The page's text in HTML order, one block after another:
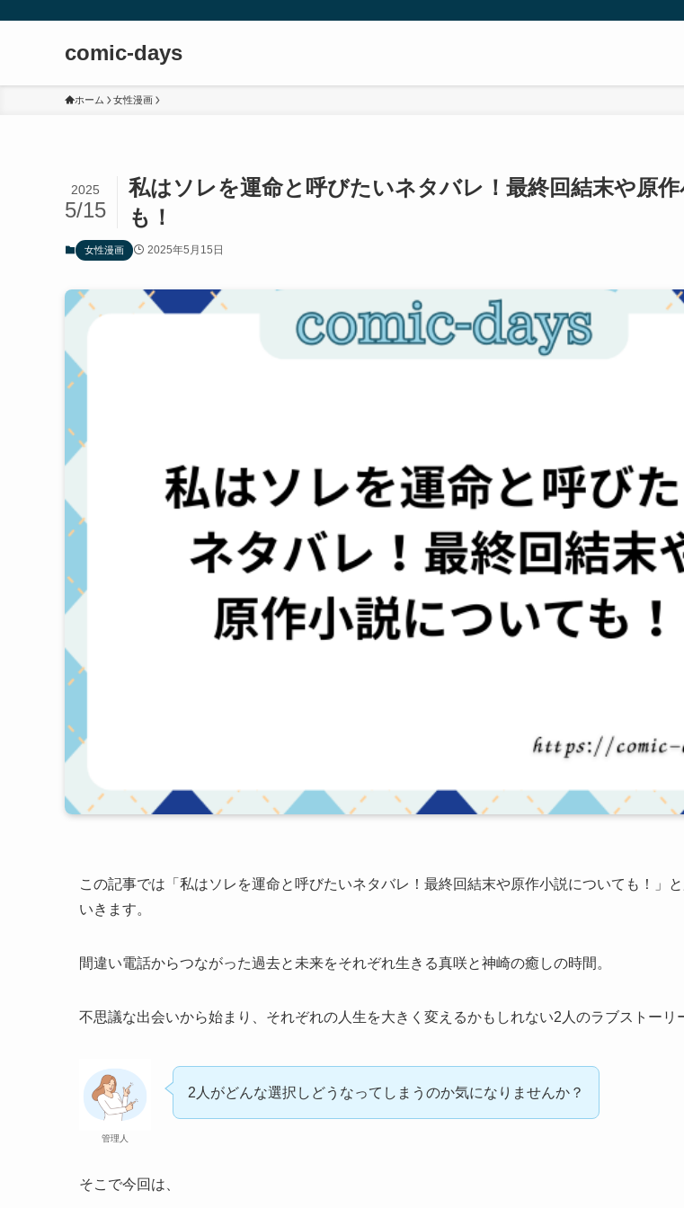
comic-days
ホーム 女性漫画
私はソレを運命と呼びたいネタバレ！最終回結末や原
も！
2025
5/15
女性漫画 2025年5月15日
この記事では「私はソレを運命と呼びたいネタバレ！最終回結末や原作小説についても！」
いきます。
間違い電話からつながった過去と未来をそれぞれ生きる真咲と神崎の癒しの時間。
不思議な出会いから始まり、それぞれの人生を大きく変えるかもしれない2人のラブストーリ
管理人
2人がどんな選択しどうなってしまうのか気になりませんか？
そこで今回は、